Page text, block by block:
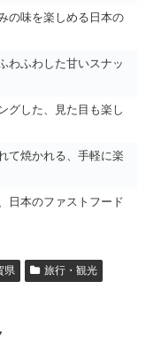
の味を楽しめる日本の
わふわした甘いスナッ
グした、見た目も楽し
て焼かれる、手軽に楽
日本のファストフード
県
旅行・観光